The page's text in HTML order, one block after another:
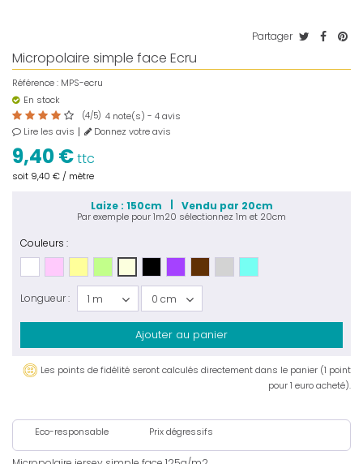
Partager
Micropolaire simple face Ecru
Référence : MPS-ecru
En stock
(4/5) 4 note(s) - 4 avis
Lire les avis
Donnez votre avis
9,40 €ttc
soit 9,40 € / mètre
Laize : 150cm Vendu par 20cm
Par exemple pour1m20 sélectionnez 1m et 20cm
Couleurs :
Longueur : 1 m 0 cm
Ajouter au panier
Les points de fidélité seront calculés directement dans le panier (1 point
pour 1 euro acheté).
Eco-responsable Prix dégressifs